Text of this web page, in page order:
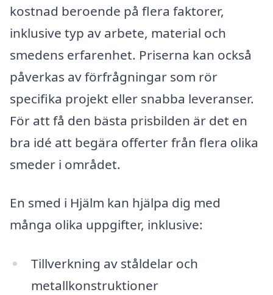
kostnad beroende på flera faktorer,
inklusive typ av arbete, material och
smedens erfarenhet. Priserna kan också
påverkas av förfrågningar som rör
specifika projekt eller snabba leveranser.
För att få den bästa prisbilden är det en
bra idé att begära offerter från flera olika
smeder i området.
En smed i Hjälm kan hjälpa dig med
många olika uppgifter, inklusive:
Tillverkning av ståldelar och
metallkonstruktioner